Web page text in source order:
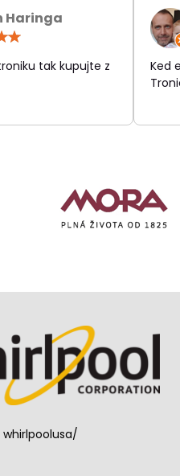
Haringa
/
5
tak kupujte z
Ked
whirlpoolusa/